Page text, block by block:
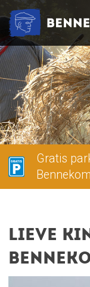
Gratis
Lieve